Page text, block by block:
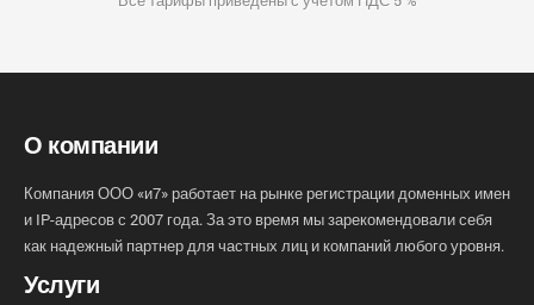
О компании
Компания ООО «и7» работает на рынке регистрации доменных имен
и IP-адресов с 2007 года. За это время мы зарекомендовали себя
как надежный партнер для частных лиц и компаний любого уровня.
Услуги